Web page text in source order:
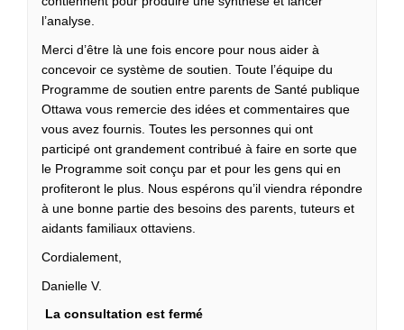
l’analyse.
Merci d’être là une fois encore pour nous aider à
concevoir ce système de soutien. Toute l’équipe du
Programme de soutien entre parents de Santé publique
Ottawa vous remercie des idées et commentaires que
vous avez fournis. Toutes les personnes qui ont
participé ont grandement contribué à faire en sorte que
le Programme soit conçu par et pour les gens qui en
profiteront le plus. Nous espérons qu’il viendra répondre
à une bonne partie des besoins des parents, tuteurs et
aidants familiaux ottaviens.
Cordialement,
Danielle V.
La consultation est fermé